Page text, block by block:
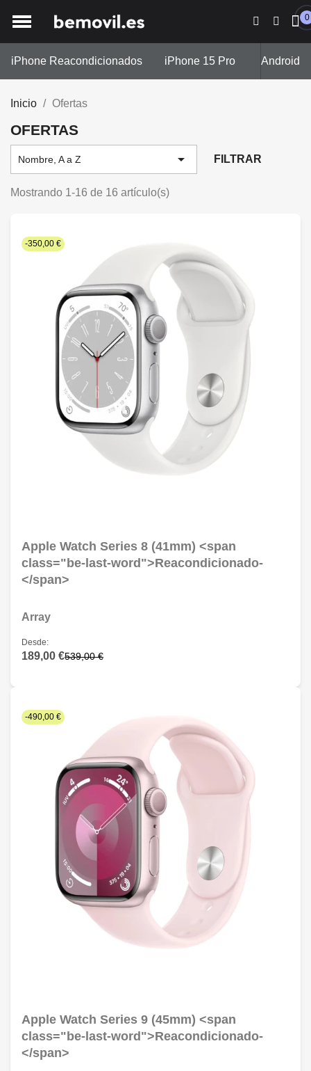
0
iPhone Reacondicionados iPhone 15 Pro iPhone 13
Android
Inicio Ofertas
OFERTAS
Nombre, A a Z  FILTRAR
Mostrando 1-16 de 16 artículo(s)
-350,00 €
Apple Watch Series 8 (41mm) <span
class="be-last-word">Reacondicionado-
</span>
Array
Desde:
189,00 €539,00 €
-490,00 €
Apple Watch Series 9 (45mm) <span
class="be-last-word">Reacondicionado-
</span>